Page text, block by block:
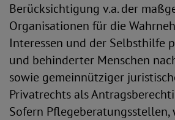
Berücksichtigung v.a. der
Organisationen für die
Interessen und der Selbsthilfe
und behinderter Menschen
sowie gemeinnütziger
Privatrechts als
Sofern Pflegeberatungsstellen,